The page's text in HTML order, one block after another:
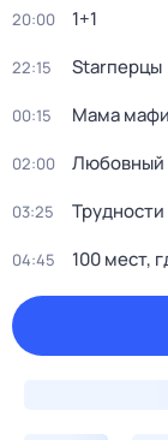
20:00 1+1
22:15 Starперцы
00:15 Мама
02:00
03:25
04:45 100 мест,